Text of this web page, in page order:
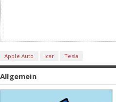
Apple Auto icar Tesla
Allgemein